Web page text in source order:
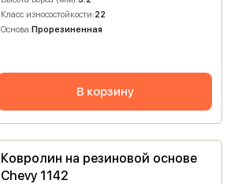
Класс износостойкости:22
Основа:Прорезиненная
В корзину
Ковролин на резиновой основе
Chevy 1142